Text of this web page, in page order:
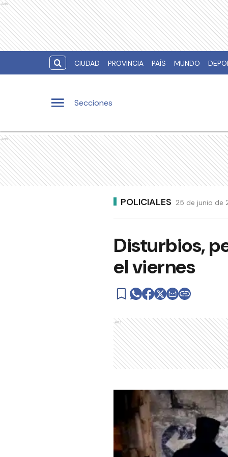
Ads
CIUDAD PROVINCIA PAÍS MUNDO
Secciones
Ads
POLICIALES 25 de junio de
Disturbios,
el viernes
Ads